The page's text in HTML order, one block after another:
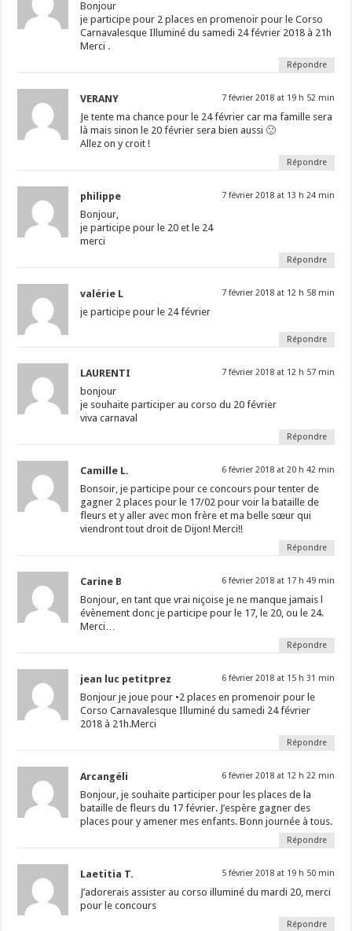
Bonjour
je participe pour 2 places en promenoir pour le Corso
Carnavalesque Illuminé du samedi 24 février 2018 à 21h
Merci .
Répondre
VERANY 7 février 2018 at 19 h 52 min
Je tente ma chance pour le 24 février car ma famille sera
là mais sinon le 20 février sera bien aussi 🙂
Allez on y croit !
Répondre
philippe 7 février 2018 at 13 h 24 min
Bonjour,
je participe pour le 20 et le 24
merci
Répondre
valérie L 7 février 2018 at 12 h 58 min
je participe pour le 24 février
Répondre
LAURENTI 7 février 2018 at 12 h 57 min
bonjour
je souhaite participer au corso du 20 février
viva carnaval
Répondre
Camille L. 6 février 2018 at 20 h 42 min
Bonsoir, je participe pour ce concours pour tenter de
gagner 2 places pour le 17/02 pour voir la bataille de
fleurs et y aller avec mon frère et ma belle sœur qui
viendront tout droit de Dijon! Merci!!
Répondre
Carine B 6 février 2018 at 17 h 49 min
Bonjour, en tant que vrai niçoise je ne manque jamais l
évènement donc je participe pour le 17, le 20, ou le 24.
Merci…
Répondre
jean luc petitprez 6 février 2018 at 15 h 31 min
Bonjour je joue pour •2 places en promenoir pour le
Corso Carnavalesque Illuminé du samedi 24 février
2018 à 21h.Merci
Répondre
Arcangéli 6 février 2018 at 12 h 22 min
Bonjour, je souhaite participer pour les places de la
bataille de fleurs du 17 février. J’espère gagner des
places pour y amener mes enfants. Bonn journée à tous.
Répondre
Laetitia T. 5 février 2018 at 19 h 50 min
J’adorerais assister au corso illuminé du mardi 20, merci
pour le concours
Répondre